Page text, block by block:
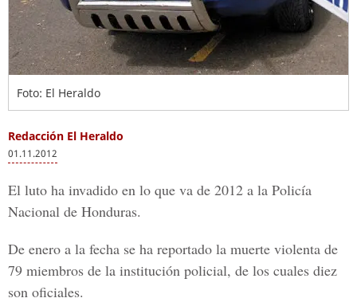
Foto: El Heraldo
Redacción El Heraldo
01.11.2012
El luto ha invadido en lo que va de 2012 a la Policía
Nacional de Honduras.
De enero a la fecha se ha reportado la muerte violenta de
79 miembros de la institución policial, de los cuales diez
son oficiales.